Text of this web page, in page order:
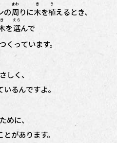
の周
まわ
りに木
き
を植
う
えるとき、
き
を選
えら
んで
くっています。
しく、
るんですよ。
めに、
があります。